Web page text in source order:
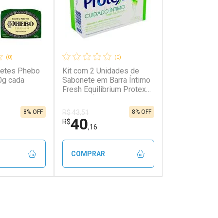
(0)
Phebo
cada
8% OFF
(0)
Kit com 2 Unidades de
Sabonete em Barra Íntimo
Fresh Equilibrium Protex
R$ 43,51
R$40,16
8% OFF
COMPRAR